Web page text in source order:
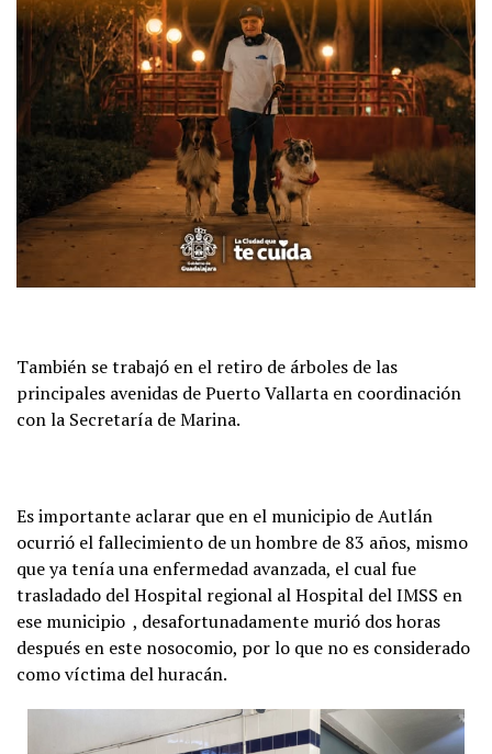
También se trabajó en el retiro de árboles de las
principales avenidas de Puerto Vallarta en coordinación
con la Secretaría de Marina.
Es importante aclarar que en el municipio de Autlán
ocurrió el fallecimiento de un hombre de 83 años, mismo
que ya tenía una enfermedad avanzada, el cual fue
trasladado del Hospital regional al Hospital del IMSS en
ese municipio , desafortunadamente murió dos horas
después en este nosocomio, por lo que no es considerado
como víctima del huracán.